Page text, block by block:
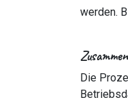
werden.
Die